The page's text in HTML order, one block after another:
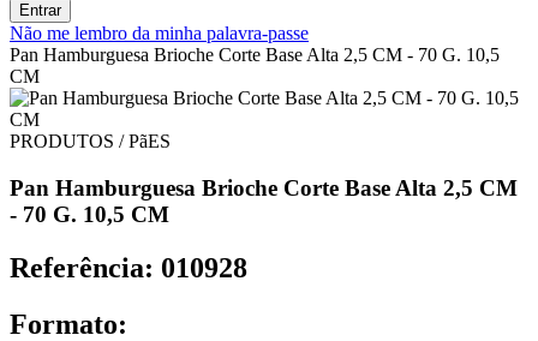
Entrar
Não me lembro da minha palavra-passe
Pan Hamburguesa Brioche Corte Base Alta 2,5 CM - 70 G. 10,5
CM
PRODUTOS / PãES
Pan Hamburguesa Brioche Corte Base Alta 2,5 CM
- 70 G. 10,5 CM
Referência: 010928
Formato: